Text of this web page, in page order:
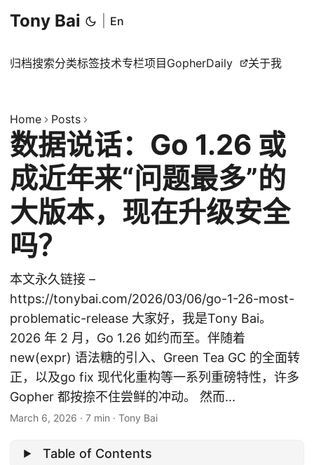
Tony Bai En
归档搜索分类标签技术专栏项目 GopherDaily 关于我
Home Posts
数据说话：Go 1.26 或
成近年来“问题最多”的
大版本，现在升级安全
吗？
本文永久链接 –
https://tonybai.com/2026/03/06/go-1-26-most-
problematic-release 大家好，我是Tony Bai。
2026 年 2 月，Go 1.26 如约而至。伴随着
new(expr) 语法糖的引入、Green Tea GC 的全面转
正，以及go fix 现代化重构等一系列重磅特性，许多
Gopher 都按捺不住尝鲜的冲动。 然而...
March 6, 2026 · 7 min · Tony Bai
Table of Contents